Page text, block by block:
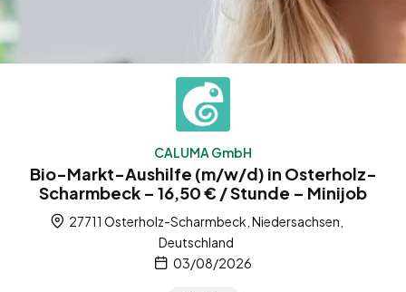
CALUMA GmbH
Bio-Markt-Aushilfe (m/w/d) in Osterholz-
Scharmbeck – 16,50 € / Stunde – Minijob
27711 Osterholz-Scharmbeck, Niedersachsen,
Deutschland
03/08/2026